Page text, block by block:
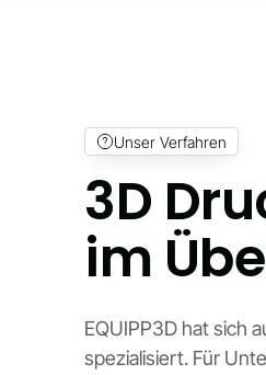
Unser Verfahren
3D
im
EQUIPP3D hat sich
spezialisiert. Für